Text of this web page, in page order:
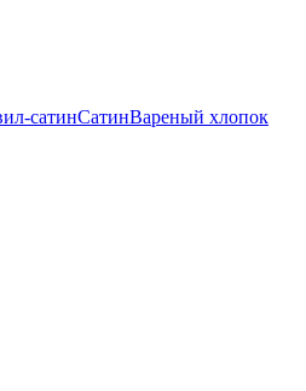
сатинСатинВареный хлопок